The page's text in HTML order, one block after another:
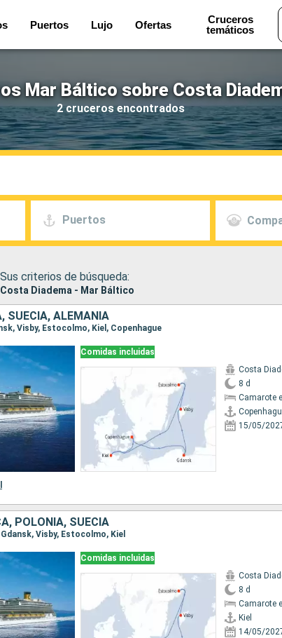
Puertos Lujo Ofertas
Cruceros
temáticos
Mar Báltico sobre Costa
2 cruceros encontrados
Puertos
Sus criterios de búsqueda:
Costa Diadema - Mar Báltico
SUECIA, ALEMANIA
Visby, Estocolmo, Kiel, Copenhague
Comidas incluidas
Costa
8 d
Camarote
15/05/
POLONIA, SUECIA
Visby, Estocolmo, Kiel
Comidas incluidas
Costa
8 d
Camarote
Kiel
14/05/